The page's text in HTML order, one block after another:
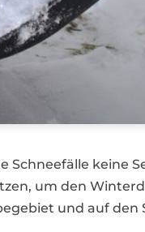
keine
um den
und auf